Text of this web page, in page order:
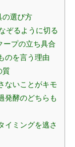
の選び方
ぞるように切る
ープの立ち具合
のを言う理由
質
ないことがキモ
発酵のどちらも
イミングを逃さ